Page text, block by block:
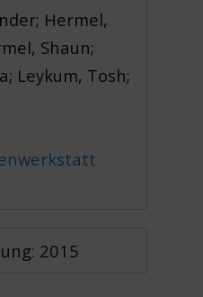
Hermel,
Shaun;
Leykum, Tosh;
2015